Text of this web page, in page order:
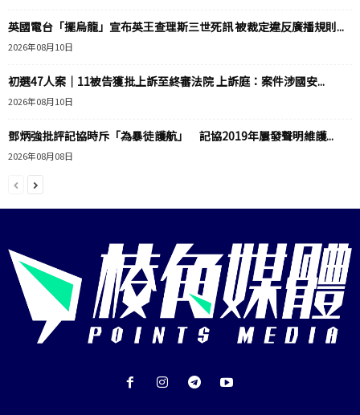
英國電台「擺烏龍」宣布英王查理斯三世死訊 被裁定違反廣播規則...
2026年08月10日
初選47人案｜11被告獲批上訴至終審法院 上訴庭：案件涉國安...
2026年08月10日
鄧炳強批評記協時斥「為暴徒護航」 記協2019年屢發聲明維護...
2026年08月08日